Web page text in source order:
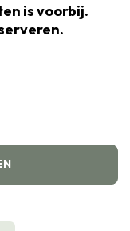
is voorbij.